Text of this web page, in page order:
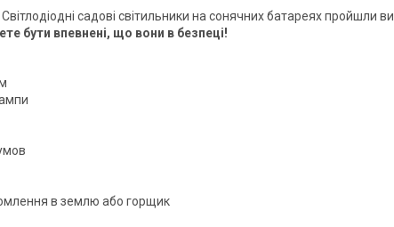
Світлодіодні садові світильники на сонячних батареях пройшли
бути впевнені, що вони в безпеці!
в землю або горщик